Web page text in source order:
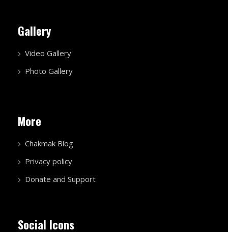
Gallery
Video Gallery
Photo Gallery
More
Chakmak Blog
Privacy policy
Donate and Support
Social Icons